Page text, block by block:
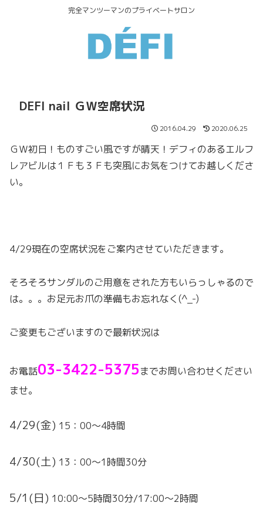
完全マンツーマンのプライベートサロン
DEFI nail ＧＷ空席状況
2016.04.29 2020.06.25
ＧＷ初日！ものすごい風ですが晴天！デフィのあるエルフ
レアビルは１Ｆも３Ｆも突風にお気をつけてお越しくださ
い。
4/29現在の空席状況をご案内させていただきます。
そろそろサンダルのご用意をされた方もいらっしゃるので
は。。。お足元お爪の準備もお忘れなく(^_-)
ご変更もございますので最新状況は
お電話03-3422-5375までお問い合わせください
ませ。
4/29(金) 15：00～4時間
4/30(土) 13：00～1時間30分
5/1(日) 10:00～5時間30分/17:00～2時間